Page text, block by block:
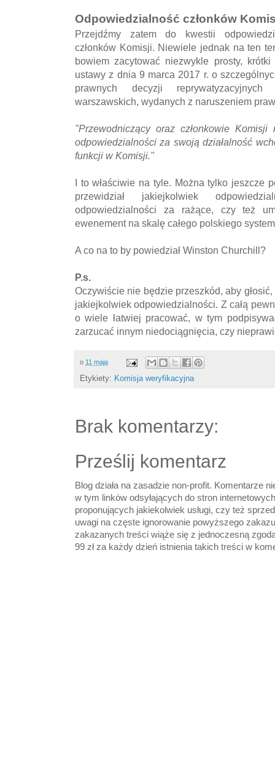
Odpowiedzialność członków
Przejdźmy zatem do kwestii
członków Komisji. Niewiele jednak na ten
bowiem zacytować niezwykle prosty,
ustawy z dnia 9 marca 2017 r. o
prawnych decyzji reprywatyzacyjnych
warszawskich, wydanych z naruszeniem
"Przewodniczący oraz członkowie
odpowiedzialności za swoją działalność
funkcji w Komisji."
I to właściwie na tyle. Można tylko jeszcze
przewidział jakiejkolwiek
odpowiedzialności za rażące, czy też
ewenement na skalę całego polskiego
A co na to by powiedział Winston Churchill?
P.s.
Oczywiście nie będzie przeszkód, aby
jakiejkolwiek odpowiedzialności. Z całą
o wiele łatwiej pracować, w tym
zarzucać innym niedociągnięcia, czy
o 11 maja
Etykiety: Komisja weryfikacyjna
Brak komentarzy:
Prześlij komentarz
Blog działa na zasadzie non-profit. Komentarze
w tym linków odsyłających do stron
proponujących jakiekolwiek usługi, czy też
uwagi na częste ignorowanie powyższego
zakazanych treści wiąże się z jednoczesną
99 zł za każdy dzień istnienia takich treści w